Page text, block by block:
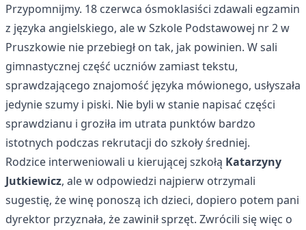
Przypomnijmy. 18 czerwca ósmoklasiści zdawali egzamin
z języka angielskiego, ale w Szkole Podstawowej nr 2 w
Pruszkowie nie przebiegł on tak, jak powinien. W sali
gimnastycznej część uczniów zamiast tekstu,
sprawdzającego znajomość języka mówionego, usłyszała
jedynie szumy i piski. Nie byli w stanie napisać części
sprawdzianu i groziła im utrata punktów bardzo
istotnych podczas rekrutacji do szkoły średniej.
Rodzice interweniowali u kierującej szkołą Katarzyny
Jutkiewicz, ale w odpowiedzi najpierw otrzymali
sugestię, że winę ponoszą ich dzieci, dopiero potem pani
dyrektor przyznała, że zawinił sprzęt. Zwrócili się więc o